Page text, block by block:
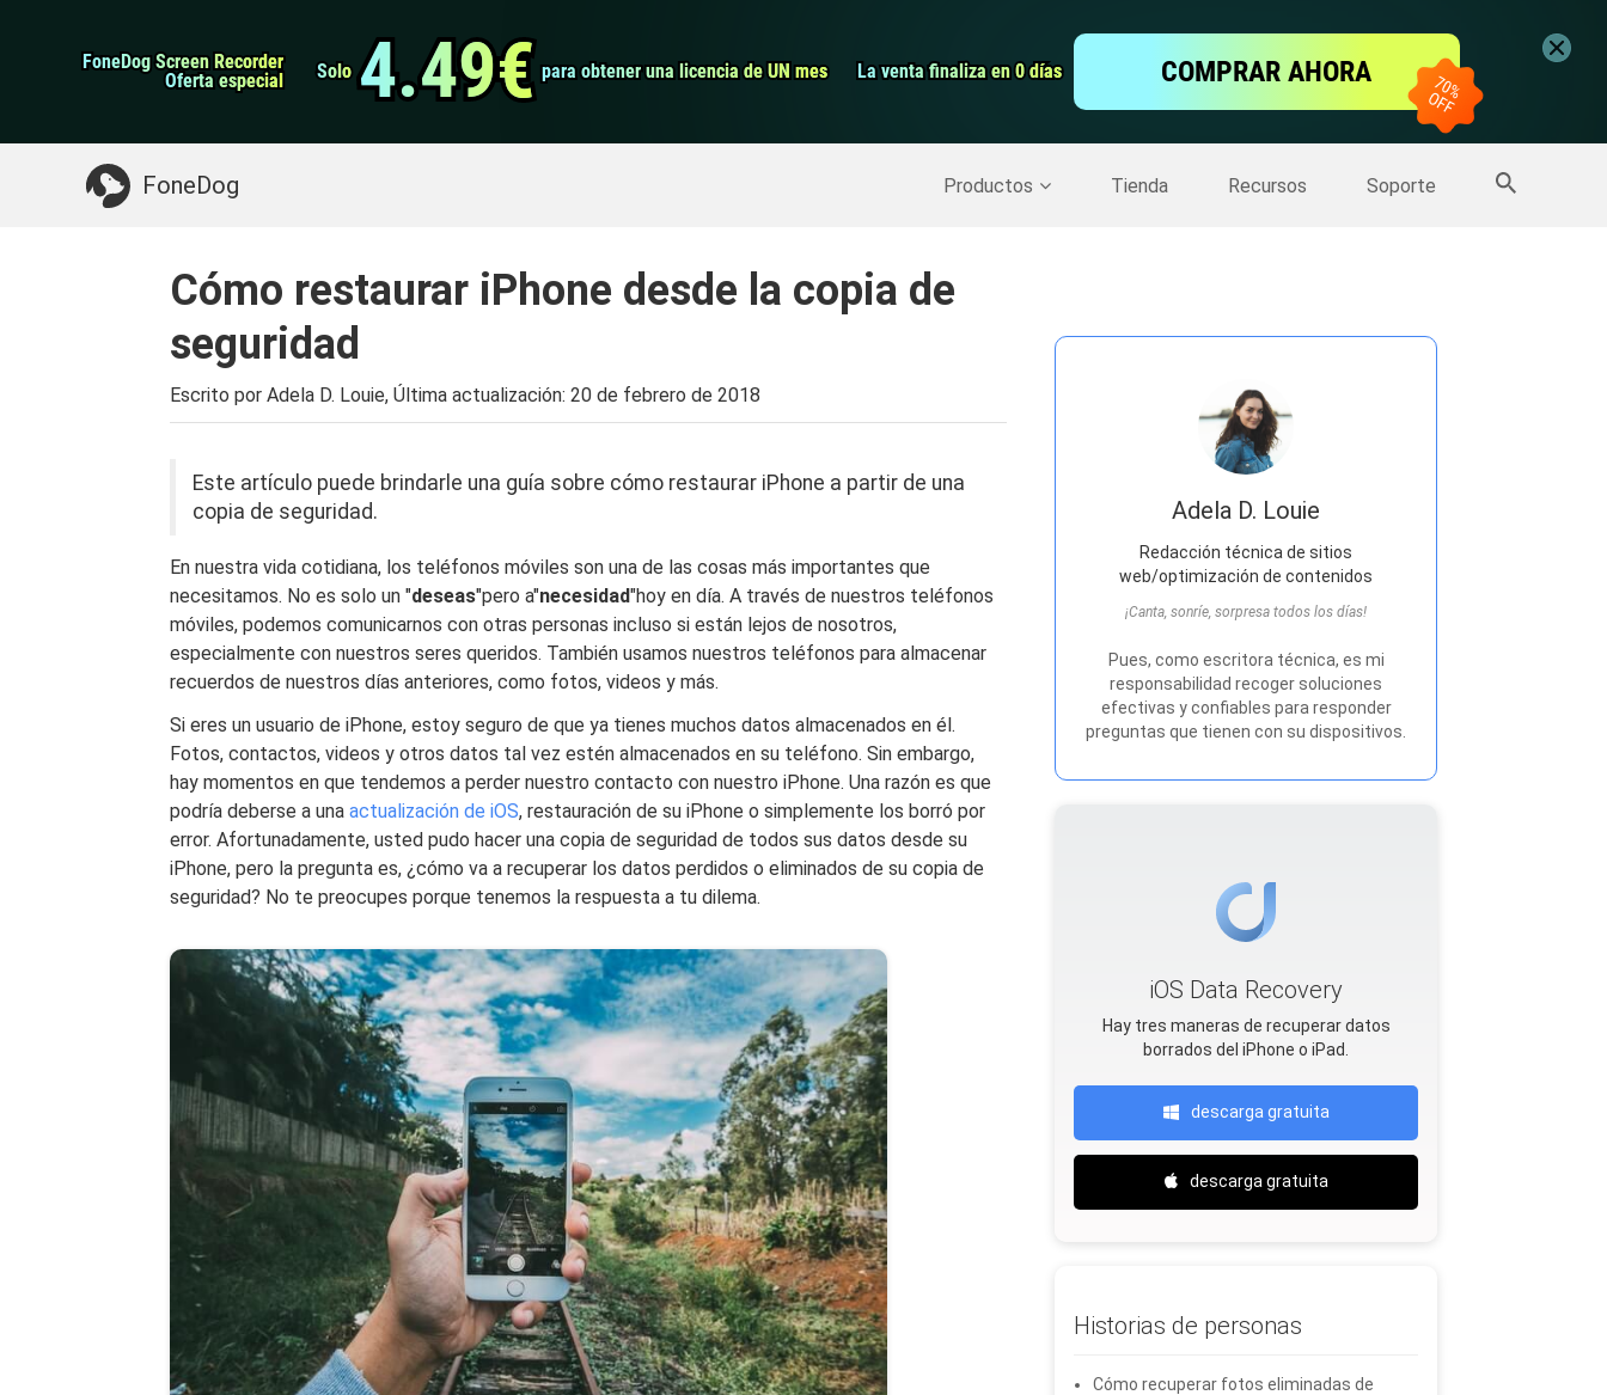
FoneDog Screen Recorder
FoneDog Screen Recorder
Oferta especial
Oferta especial Solo
Solo 4.49€
4.49€ para obtener una licencia de UN mes
para obtener una licencia de UN mes La venta finaliza en 0 días
La venta finaliza en 0 días COMPRAR AHORA
FoneDog Productos Tienda Recursos Soporte
Limpiador de iPhone
Grabador de pantalla
Algo que puede necesitar: Copia de seguridad del iPhone >> Más productos
Cómo restaurar iPhone desde la copia de
seguridad
Escrito por Adela D. Louie, Última actualización: 20 de febrero de 2018
Este artículo puede brindarle una guía sobre cómo restaurar iPhone a partir de una
copia de seguridad.
En nuestra vida cotidiana, los teléfonos móviles son una de las cosas más importantes que
necesitamos. No es solo un "deseas"pero a"necesidad"hoy en día. A través de nuestros teléfonos
móviles, podemos comunicarnos con otras personas incluso si están lejos de nosotros,
especialmente con nuestros seres queridos. También usamos nuestros teléfonos para almacenar
recuerdos de nuestros días anteriores, como fotos, videos y más.
Si eres un usuario de iPhone, estoy seguro de que ya tienes muchos datos almacenados en él.
Fotos, contactos, videos y otros datos tal vez estén almacenados en su teléfono. Sin embargo,
hay momentos en que tendemos a perder nuestro contacto con nuestro iPhone. Una razón es que
podría deberse a una actualización de iOS, restauración de su iPhone o simplemente los borró por
error. Afortunadamente, usted pudo hacer una copia de seguridad de todos sus datos desde su
iPhone, pero la pregunta es, ¿cómo va a recuperar los datos perdidos o eliminados de su copia de
seguridad? No te preocupes porque tenemos la respuesta a tu dilema.
Adela D. Louie
Redacción técnica de sitios
web/optimización de contenidos
¡Canta, sonríe, sorpresa todos los días!
Pues, como escritora técnica, es mi
responsabilidad recoger soluciones
efectivas y confiables para responder
preguntas que tienen con su dispositivos.
iOS Data Recovery
Hay tres maneras de recuperar datos
borrados del iPhone o iPad.
descarga gratuita
descarga gratuita
Historias de personas
Cómo recuperar fotos eliminadas de